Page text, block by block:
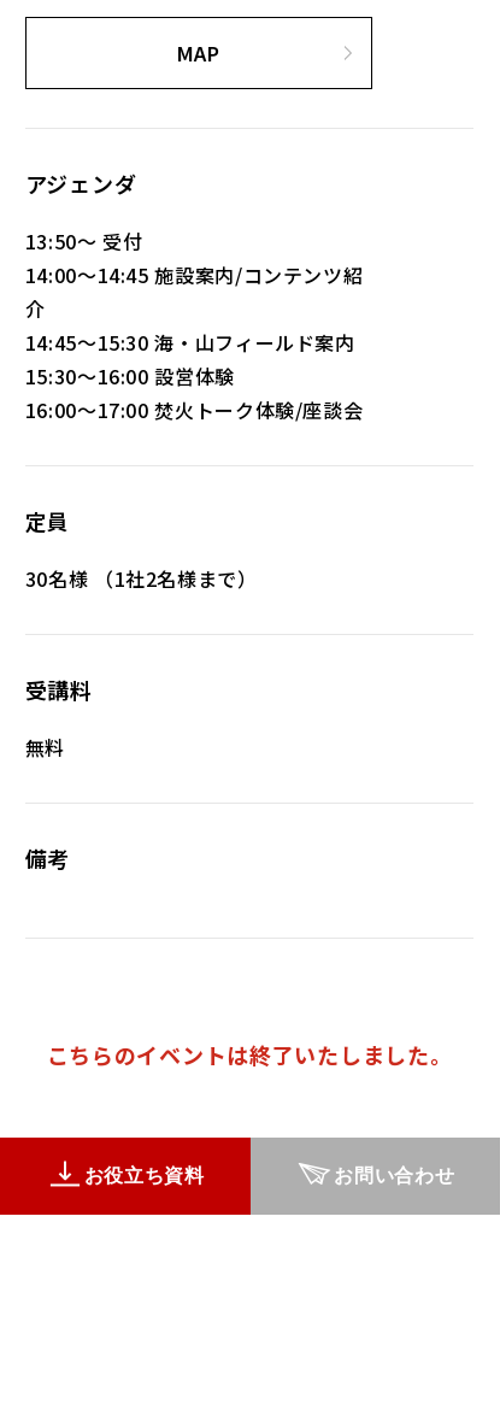
MAP
アジェンダ
13:50～ 受付
14:00～14:45 施設案内/コンテンツ紹
介
14:45～15:30 海・山フィールド案内
15:30～16:00 設営体験
16:00～17:00 焚火トーク体験/座談会
定員
30名様 （1社2名様まで）
受講料
無料
備考
こちらのイベントは終了いたしました。
お役立ち資料 お問い合わせ